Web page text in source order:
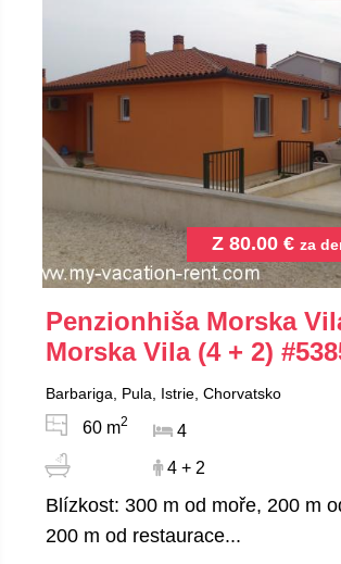
Z 80.00 € za
Penzionhiša Morska
Morska Vila (4 + 2)
Barbariga, Pula, Istrie, Chorvatsko
60 m2
4
4 + 2
Blízkost: 300 m od moře, 200 m
200 m od restaurace...